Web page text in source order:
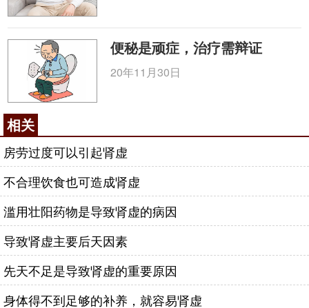
便秘是顽症，治疗需辩证
20年11月30日
相关
房劳过度可以引起肾虚
不合理饮食也可造成肾虚
滥用壮阳药物是导致肾虚的病因
导致肾虚主要后天因素
先天不足是导致肾虚的重要原因
身体得不到足够的补养，就容易肾虚